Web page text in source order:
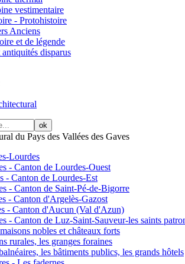
vestimentaire
- Protohistoire
Anciens
et de légende
disparus
ok
du Pays des Vallées des Gaves
Lourdes
- Canton de Lourdes-Ouest
- Canton de Lourdes-Est
- Canton de Saint-Pé-de-Bigorre
- Canton d'Argelès-Gazost
- Canton d'Aucun (Val d'Azun)
- Canton de Luz-Saint-Sauveur-les saints
nobles et châteaux forts
rurales, les granges foraines
les bâtiments publics, les grands hôtels